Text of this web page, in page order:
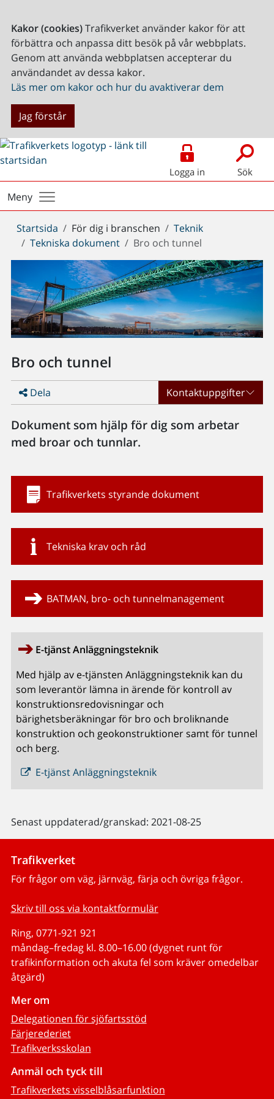
Kakor (cookies)Trafikverket använder kakor för att
förbättra och anpassa ditt besök på vår webbplats.
Genom att använda webbplatsen accepterar du
användandet av dessa kakor.
Läs mer om kakor och hur du avaktiverar dem
Jag förstår
Logga in Sök
Meny
Du
är
här:
Startsida För dig i branschen
Teknik
Tekniska dokument
Bro och tunnel
Bro och tunnel
Dela Kontaktuppgifter
Dokument som hjälp för dig som arbetar
med broar och tunnlar.
Trafikverkets styrande dokument
Tekniska krav och råd
BATMAN, bro- och tunnelmanagement
E-tjänst Anläggningsteknik
Med hjälp av e-tjänsten Anläggningsteknik kan du
som leverantör lämna in ärende för kontroll av
konstruktionsredovisningar och
bärighetsberäkningar för bro och broliknande
konstruktion och geokonstruktioner samt för tunnel
och berg.
E-tjänst Anläggningsteknik
Senast uppdaterad/granskad: 2021-08-25
Trafikverket
För frågor om väg, järnväg, färja och övriga frågor.
Skriv till oss via kontaktformulär
Ring, 0771-921 921
måndag–fredag kl. 8.00–16.00 (dygnet runt för
trafikinformation och akuta fel som kräver omedelbar
åtgärd)
Mer om
Delegationen för sjöfartsstöd
Färjerederiet
Trafikverksskolan
Anmäl och tyck till
Trafikverkets visselblåsarfunktion